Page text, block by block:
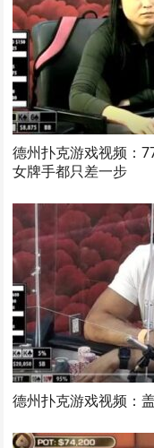
德州扑克游戏视频：
女牌手都只差一步
德州扑克游戏视频：